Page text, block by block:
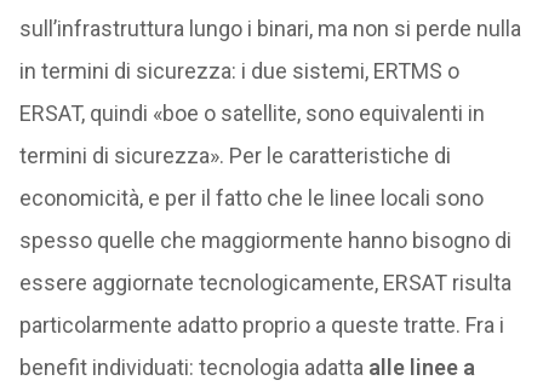
sull’infrastruttura lungo i binari, ma non si perde nulla
in termini di sicurezza: i due sistemi, ERTMS o
ERSAT, quindi «boe o satellite, sono equivalenti in
termini di sicurezza». Per le caratteristiche di
economicità, e per il fatto che le linee locali sono
spesso quelle che maggiormente hanno bisogno di
essere aggiornate tecnologicamente, ERSAT risulta
particolarmente adatto proprio a queste tratte. Fra i
benefit individuati: tecnologia adatta alle linee a